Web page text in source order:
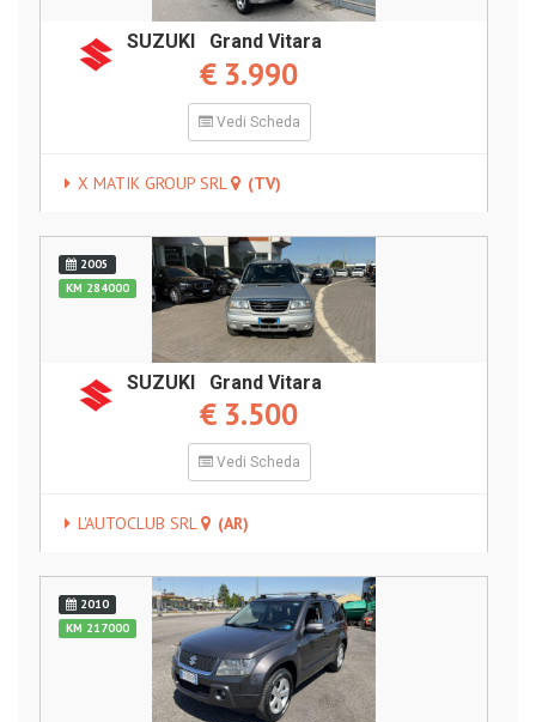
SUZUKI Grand Vitara
€ 3.990
Vedi Scheda
X MATIK GROUP SRL (TV)
2005
KM 284000
SUZUKI Grand Vitara
€ 3.500
Vedi Scheda
L'AUTOCLUB SRL (AR)
2010
KM 217000